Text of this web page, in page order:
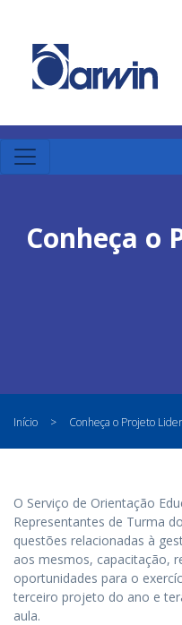
Conheça o
Início > Conheça o Projeto
O Serviço de Orientação
Representantes de Turma
questões relacionadas à
aos mesmos, capacitação,
oportunidades para o
terceiro projeto do ano e
aula.